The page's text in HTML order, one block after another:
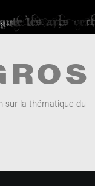
sur la thématique du